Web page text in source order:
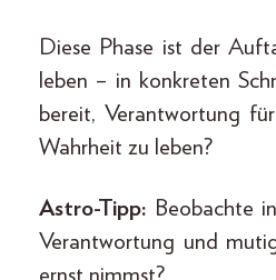
Diese Phase ist der
leben – in konkreten
bereit, Verantwortung
Wahrheit zu leben?
Astro-Tipp: Beobachte
Verantwortung und
ernst nimmst?